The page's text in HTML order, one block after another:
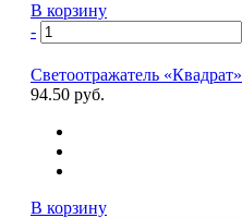
В корзину
-
Светоотражатель «Квадрат»
94.50 руб.
В корзину